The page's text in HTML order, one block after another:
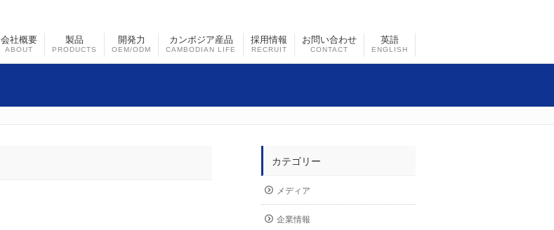
会社概要
ABOUT
製品
PRODUCTS
開発力
OEM/ODM
カンボジア産品
CAMBODIAN LIFE
採用情報
RECRUIT
お問い合わせ
CONTACT
英語
ENGLISH
カテゴリー
メディア
企業情報